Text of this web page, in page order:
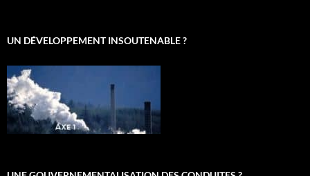
UN DÉVELOPPEMENT INSOUTENABLE ?